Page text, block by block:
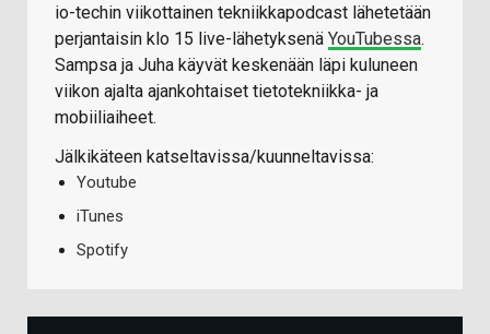
io-techin viikottainen tekniikkapodcast lähetetään
perjantaisin klo 15 live-lähetyksenä YouTubessa.
Sampsa ja Juha käyvät keskenään läpi kuluneen
viikon ajalta ajankohtaiset tietotekniikka- ja
mobiiliaiheet.
Jälkikäteen katseltavissa/kuunneltavissa:
Youtube
iTunes
Spotify